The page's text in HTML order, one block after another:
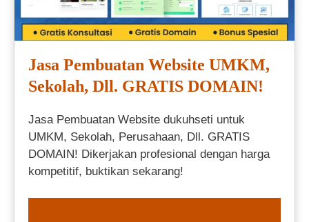
Jasa Pembuatan Website UMKM,
Sekolah, Dll. GRATIS DOMAIN!
Jasa Pembuatan Website dukuhseti untuk
UMKM, Sekolah, Perusahaan, Dll. GRATIS
DOMAIN! Dikerjakan profesional dengan harga
kompetitif, buktikan sekarang!